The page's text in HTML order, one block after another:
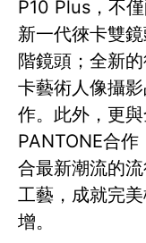
P10 Plus，不
新一代徠卡雙
階鏡頭；全新
卡藝術人像攝
作。此外，更
PANTONE合
合最新潮流的
工藝，成就完
增。